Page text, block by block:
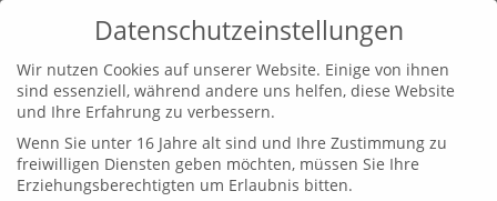
Datenschutzeinstellungen
Wir nutzen Cookies auf unserer Website. Einige von ihnen
sind essenziell, während andere uns helfen, diese Website
und Ihre Erfahrung zu verbessern.
Wenn Sie unter 16 Jahre alt sind und Ihre Zustimmung zu
freiwilligen Diensten geben möchten, müssen Sie Ihre
Erziehungsberechtigten um Erlaubnis bitten.